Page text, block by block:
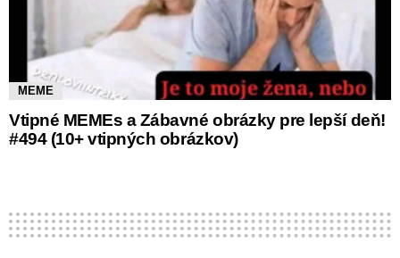
MEME
Vtipné MEMEs a Zábavné obrázky pre lepší deň!
#494 (10+ vtipných obrázkov)